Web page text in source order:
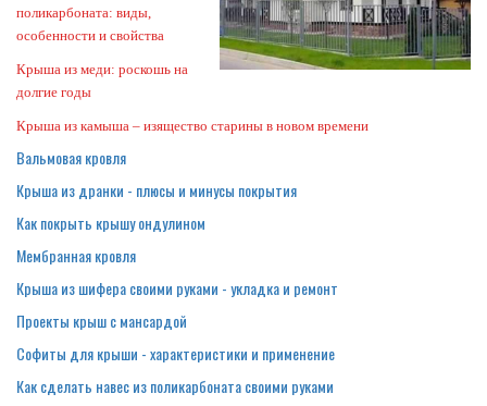
поликарбоната: виды,
особенности и свойства
Крыша из меди: роскошь на
долгие годы
Крыша из камыша – изящество старины в новом времени
Вальмовая кровля
Крыша из дранки - плюсы и минусы покрытия
Как покрыть крышу ондулином
Мембранная кровля
Крыша из шифера своими руками - укладка и ремонт
Проекты крыш с мансардой
Софиты для крыши - характеристики и применение
Как сделать навес из поликарбоната своими руками